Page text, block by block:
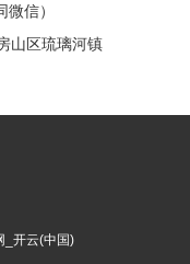
信）
山区琉璃河镇
_开云(中国)